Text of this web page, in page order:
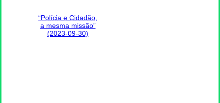
“Polícia e Cidadão,
a mesma missão”
(2023-09-30)